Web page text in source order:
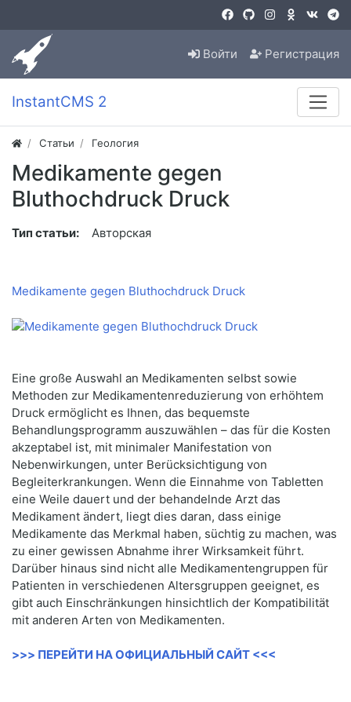
Войти Регистрация
InstantCMS 2
Статьи Геология
Medikamente gegen
Bluthochdruck Druck
Тип статьи: Авторская
Medikamente gegen Bluthochdruck Druck
Eine große Auswahl an Medikamenten selbst sowie
Methoden zur Medikamentenreduzierung von erhöhtem
Druck ermöglicht es Ihnen, das bequemste
Behandlungsprogramm auszuwählen – das für die Kosten
akzeptabel ist, mit minimaler Manifestation von
Nebenwirkungen, unter Berücksichtigung von
Begleiterkrankungen. Wenn die Einnahme von Tabletten
eine Weile dauert und der behandelnde Arzt das
Medikament ändert, liegt dies daran, dass einige
Medikamente das Merkmal haben, süchtig zu machen, was
zu einer gewissen Abnahme ihrer Wirksamkeit führt.
Darüber hinaus sind nicht alle Medikamentengruppen für
Patienten in verschiedenen Altersgruppen geeignet, es
gibt auch Einschränkungen hinsichtlich der Kompatibilität
mit anderen Arten von Medikamenten.
>>> ПЕРЕЙТИ НА ОФИЦИАЛЬНЫЙ САЙТ <<<